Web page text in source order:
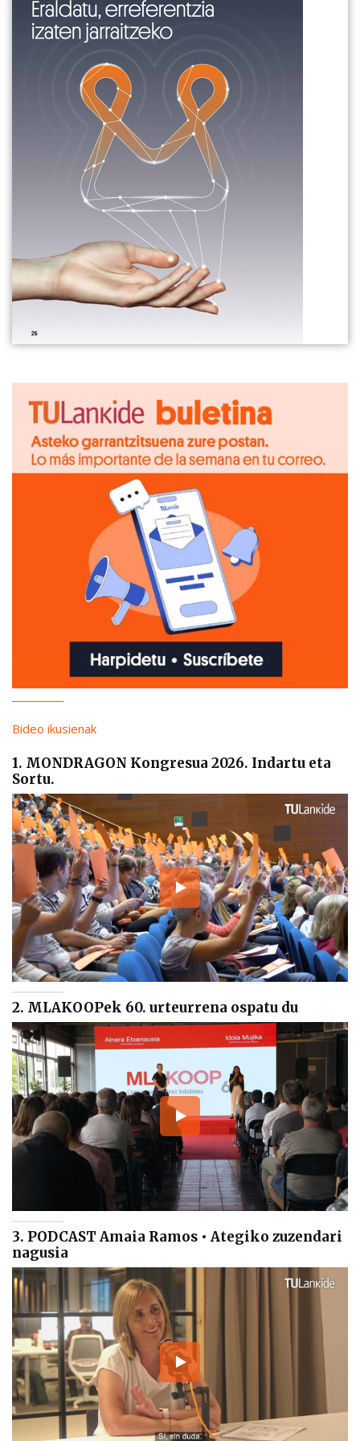
Bideo ikusienak
1. MONDRAGON Kongresua 2026. Indartu eta
Sortu.
2. MLAKOOPek 60. urteurrena ospatu du
3. PODCAST Amaia Ramos • Ategiko zuzendari
nagusia